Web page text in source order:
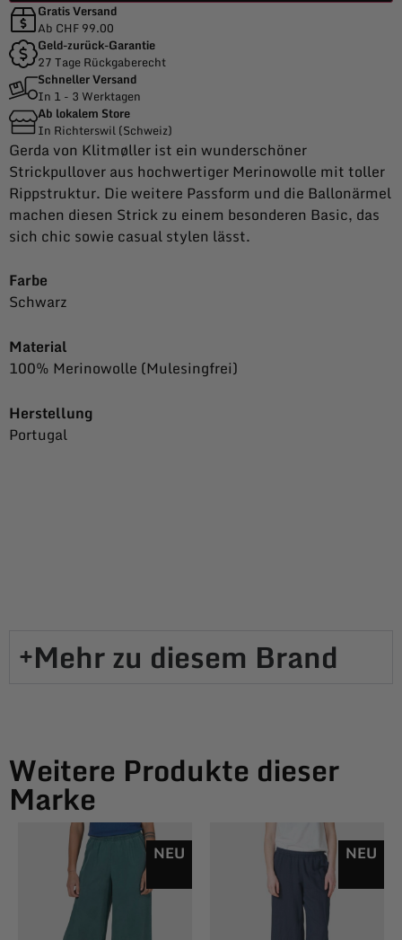
Gratis Versand
Ab CHF 99.00
Geld-zurück-Garantie
27 Tage Rückgaberecht
Schneller Versand
In 1 - 3 Werktagen
Ab lokalem Store
In Richterswil (Schweiz)
Gerda von Klitmøller ist ein wunderschöner
Strickpullover aus hochwertiger Merinowolle mit toller
Rippstruktur. Die weitere Passform und die Ballonärmel
machen diesen Strick zu einem besonderen Basic, das
sich chic sowie casual stylen lässt.
Farbe
Schwarz
Material
100% Merinowolle (Mulesingfrei)
Herstellung
Portugal
Mehr zu diesem Brand​
Weitere Produkte dieser
Marke
NEU NEU